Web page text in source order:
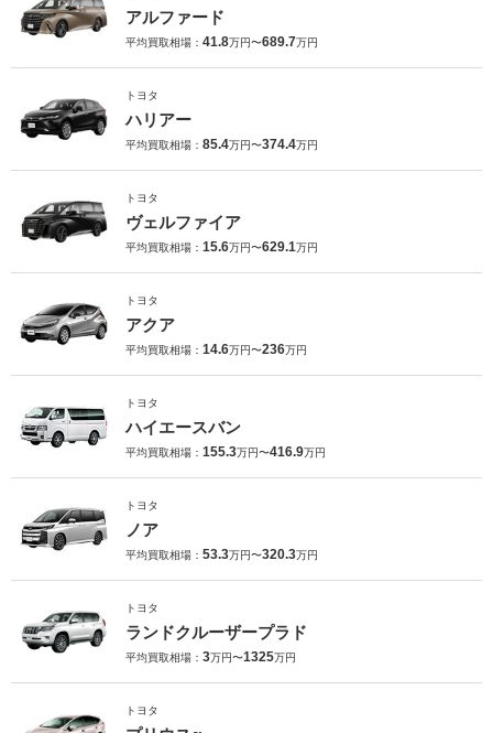
アルファード
平均買取相場： 41.8万円〜689.7万円
トヨタ
ハリアー
平均買取相場： 85.4万円〜374.4万円
トヨタ
ヴェルファイア
平均買取相場： 15.6万円〜629.1万円
トヨタ
アクア
平均買取相場： 14.6万円〜236万円
トヨタ
ハイエースバン
平均買取相場： 155.3万円〜416.9万円
トヨタ
ノア
平均買取相場： 53.3万円〜320.3万円
トヨタ
ランドクルーザープラド
平均買取相場： 3万円〜1325万円
トヨタ